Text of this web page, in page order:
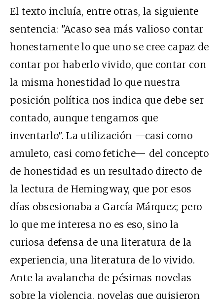
El texto incluía, entre otras, la siguiente
sentencia: "Acaso sea más valioso contar
honestamente lo que uno se cree capaz de
contar por haberlo vivido, que contar con
la misma honestidad lo que nuestra
posición política nos indica que debe ser
contado, aunque tengamos que
inventarlo". La utilización —casi como
amuleto, casi como fetiche— del concepto
de honestidad es un resultado directo de
la lectura de Hemingway, que por esos
días obsesionaba a García Márquez; pero
lo que me interesa no es eso, sino la
curiosa defensa de una literatura de la
experiencia, una literatura de lo vivido.
Ante la avalancha de pésimas novelas
sobre la violencia, novelas que quisieron